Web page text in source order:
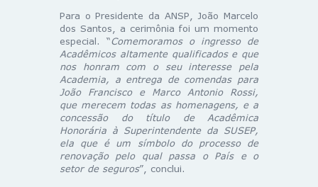
Para o Presidente da ANSP, João Marcelo
dos Santos, a cerimônia foi um momento
especial. “Comemoramos o ingresso de
Acadêmicos altamente qualificados e que
nos honram com o seu interesse pela
Academia, a entrega de comendas para
João Francisco e Marco Antonio Rossi,
que merecem todas as homenagens, e a
concessão do título de Acadêmica
Honorária à Superintendente da SUSEP,
ela que é um símbolo do processo de
renovação pelo qual passa o País e o
setor de seguros”, conclui.